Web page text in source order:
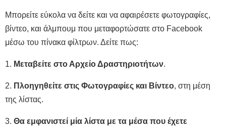
Μπορείτε εύκολα να δείτε και να αφαιρέσετε φωτογραφίες,
βίντεο, και άλμπουμ που μεταφορτώσατε στο Facebook
μέσω του πίνακα φίλτρων. Δείτε πως:
1. Μεταβείτε στο Αρχείο Δραστηριοτήτων.
2. Πλοηγηθείτε στις Φωτογραφίες και Βίντεο, στη μέση
της λίστας.
3. Θα εμφανιστεί μία λίστα με τα μέσα που έχετε